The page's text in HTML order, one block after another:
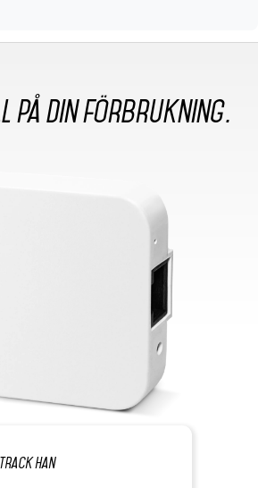
på din förbrukning.
Han